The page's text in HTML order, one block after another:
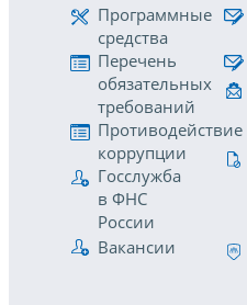
Программные
средства
Перечень
обязательных
требований
Противодействие
коррупции
Госслужба
в ФНС
России
Вакансии